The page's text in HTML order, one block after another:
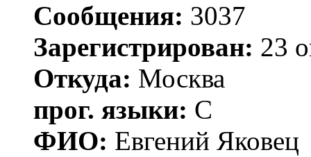
Сообщения: 3037
Зарегистрирован: 23
Откуда: Москва
прог. языки: С
ФИО: Евгений Яковец